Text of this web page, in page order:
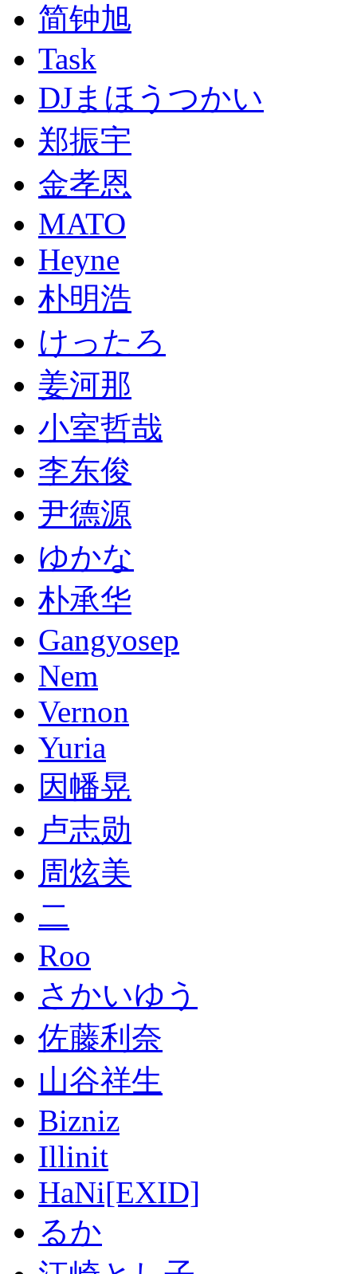
简钟旭
Task
DJまほうつかい
郑振宇
金孝恩
MATO
Heyne
朴明浩
けったろ
姜河那
小室哲哉
李东俊
尹德源
ゆかな
朴承华
Gangyosep
Nem
Vernon
Yuria
因幡晃
卢志勋
周炫美
二
Roo
さかいゆう
佐藤利奈
山谷祥生
Bizniz
Illinit
HaNi[EXID]
るか